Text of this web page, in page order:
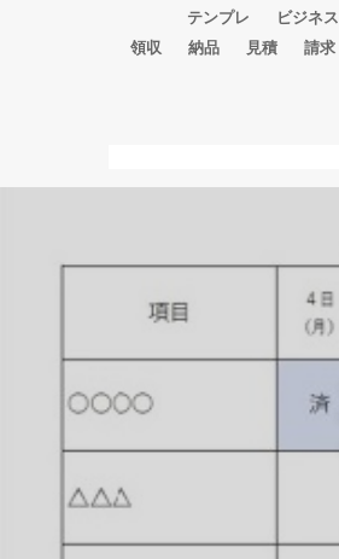
テンプレ ビジネス
領収
納品 見積 請求